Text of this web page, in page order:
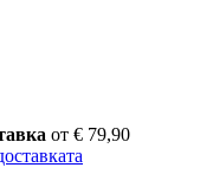
от € 79,90